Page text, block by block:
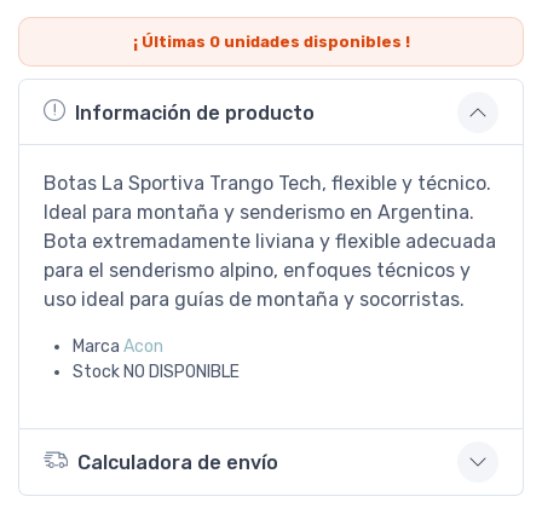
¡ Últimas 0unidades disponibles !
Información de producto
Botas La Sportiva Trango Tech, flexible y técnico.
Ideal para montaña y senderismo en Argentina.
Bota extremadamente liviana y flexible adecuada
para el senderismo alpino, enfoques técnicos y
uso ideal para guías de montaña y socorristas.
Marca Acon
Stock NO DISPONIBLE
Calculadora de envío